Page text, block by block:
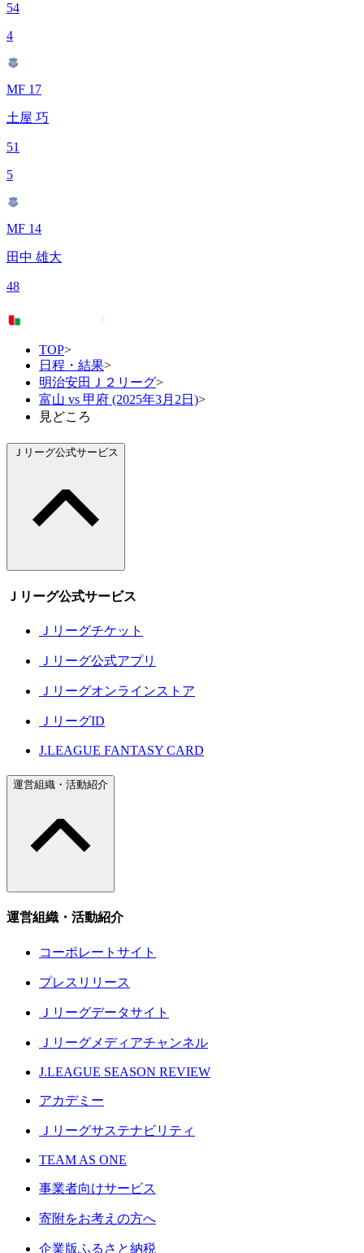
54
4
MF 17
土屋 巧
51
5
MF 14
田中 雄大
48
TOP>
日程・結果>
明治安田Ｊ２リーグ>
富山 vs 甲府 (2025年3月2日)>
見どころ
Ｊリーグ公式サービス
Ｊリーグ公式サービス
Ｊリーグチケット
Ｊリーグ公式アプリ
Ｊリーグオンラインストア
ＪリーグID
J.LEAGUE FANTASY CARD
運営組織・活動紹介
運営組織・活動紹介
コーポレートサイト
プレスリリース
Ｊリーグデータサイト
Ｊリーグメディアチャンネル
J.LEAGUE SEASON REVIEW
アカデミー
Ｊリーグサステナビリティ
TEAM AS ONE
事業者向けサービス
寄附をお考えの方へ
企業版ふるさと納税